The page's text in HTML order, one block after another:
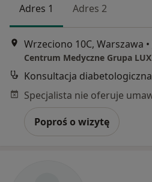
Adres 1 Adres 2
Wrzeciono 10C, Warszawa •
Konsultacja diabetologiczna
Poproś o wizytę